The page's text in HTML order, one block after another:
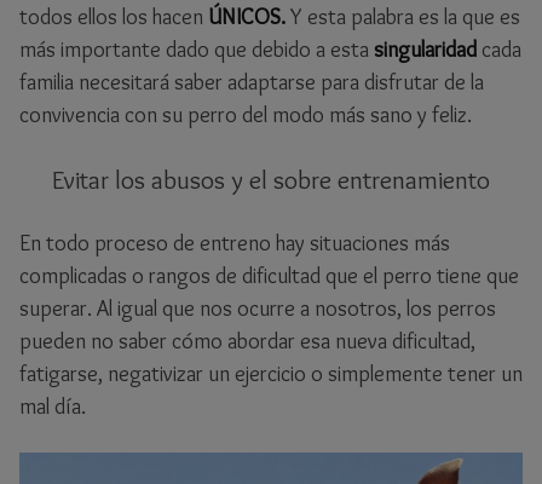
todos ellos los hacen ÚNICOS.Y esta palabra es la que es
más importante dado que debido a esta singularidad cada
familia necesitará saber adaptarse para disfrutar de la
convivencia con su perro del modo más sano y feliz.
Evitar los abusos y el sobre entrenamiento
En todo proceso de entreno hay situaciones más
complicadas o rangos de dificultad que el perro tiene que
superar. Al igual que nos ocurre a nosotros, los perros
pueden no saber cómo abordar esa nueva dificultad,
fatigarse, negativizar un ejercicio o simplemente tener un
mal día.